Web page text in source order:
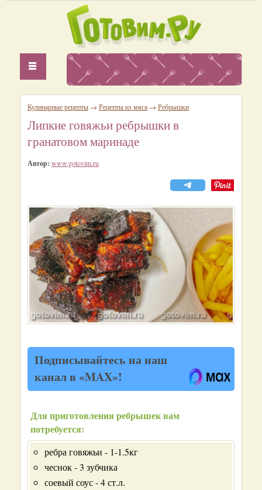
Кулинарные рецепты → Рецепты из мяса → Ребрышки
Липкие говяжьи ребрышки в
гранатовом маринаде
Автор: www.gotovim.ru
Подписывайтесь на наш
канал в «MAX»!
Для приготовления ребрышек вам
потребуется:
ребра говяжьи - 1-1.5кг
чеснок - 3 зубчика
соевый соус - 4 ст.л.